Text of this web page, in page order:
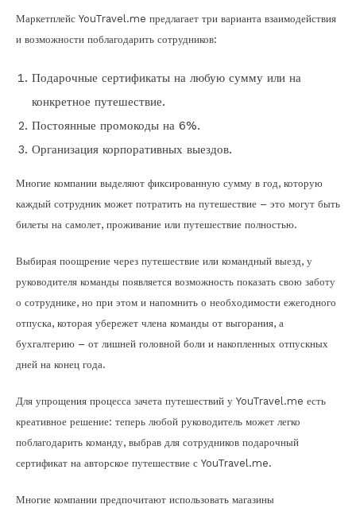
Маркетплейс YouTravel.me предлагает три варианта взаимодействия
и возможности поблагодарить сотрудников:
Подарочные сертификаты на любую сумму или на
конкретное путешествие.
Постоянные промокоды на 6%.
Организация корпоративных выездов.
Многие компании выделяют фиксированную сумму в год, которую
каждый сотрудник может потратить на путешествие – это могут быть
билеты на самолет, проживание или путешествие полностью.
Выбирая поощрение через путешествие или командный выезд, у
руководителя команды появляется возможность показать свою заботу
о сотруднике, но при этом и напомнить о необходимости ежегодного
отпуска, которая убережет члена команды от выгорания, а
бухгалтерию – от лишней головной боли и накопленных отпускных
дней на конец года.
Для упрощения процесса зачета путешествий у YouTravel.me есть
креативное решение: теперь любой руководитель может легко
поблагодарить команду, выбрав для сотрудников подарочный
сертификат на авторское путешествие с YouTravel.me.
Многие компании предпочитают использовать магазины